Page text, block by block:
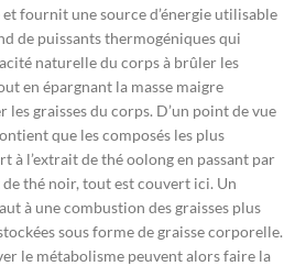
fournit une source d’énergie utilisable
de puissants thermogéniques qui
naturelle du corps à brûler les
en épargnant la masse maigre
graisses du corps. D’un point de vue
que les composés les plus
à l’extrait de thé oolong en passant par
thé noir, tout est couvert ici. Un
à une combustion des graisses plus
sous forme de graisse corporelle.
le métabolisme peuvent alors faire la